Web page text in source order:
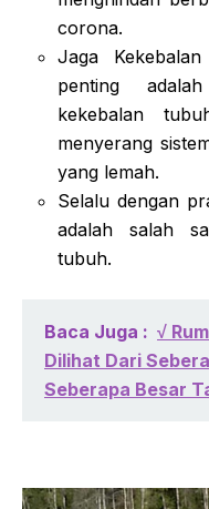
corona.
Jaga
penting
kekebalan
menyerang
yang lemah.
Selalu dengan
adalah salah
tubuh.
Baca Juga : √
Dilihat Dari
Seberapa Besar